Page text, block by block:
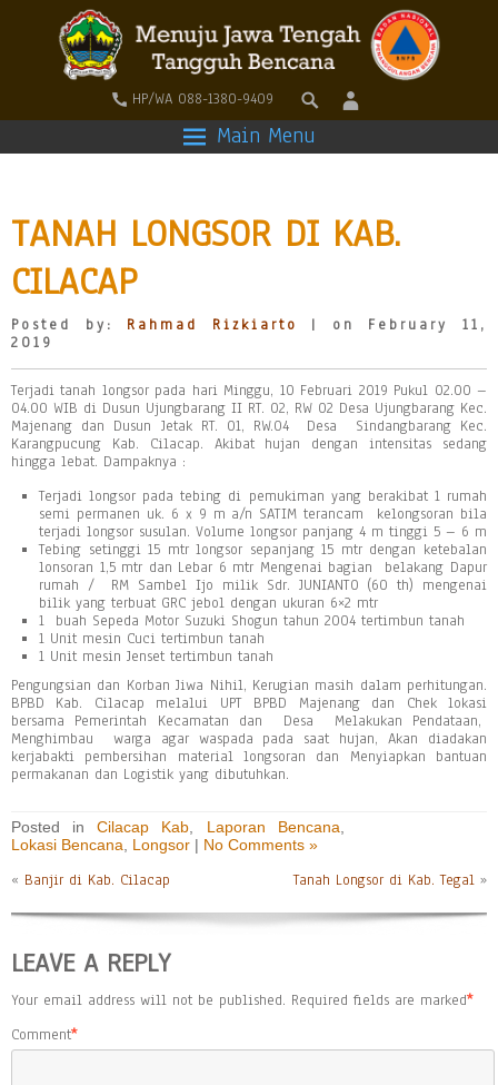
HP/WA 088-1380-9409
Main Menu
TANAH LONGSOR DI KAB.
CILACAP
Posted by: Rahmad Rizkiarto
| on February 11,
2019
Terjadi tanah longsor pada hari Minggu, 10 Februari 2019 Pukul 02.00 –
04.00 WIB di Dusun Ujungbarang II RT. 02, RW 02 Desa Ujungbarang Kec.
Majenang dan Dusun Jetak RT. 01, RW.04 Desa Sindangbarang Kec.
Karangpucung Kab. Cilacap. Akibat hujan dengan intensitas sedang
hingga lebat. Dampaknya :
Terjadi longsor pada tebing di pemukiman yang berakibat 1 rumah
semi permanen uk. 6 x 9 m a/n SATIM terancam kelongsoran bila
terjadi longsor susulan. Volume longsor panjang 4 m tinggi 5 – 6 m
Tebing setinggi 15 mtr longsor sepanjang 15 mtr dengan ketebalan
lonsoran 1,5 mtr dan Lebar 6 mtr Mengenai bagian belakang Dapur
rumah / RM Sambel Ijo milik Sdr. JUNIANTO (60 th) mengenai
bilik yang terbuat GRC jebol dengan ukuran 6×2 mtr
1 buah Sepeda Motor Suzuki Shogun tahun 2004 tertimbun tanah
1 Unit mesin Cuci tertimbun tanah
1 Unit mesin Jenset tertimbun tanah
Pengungsian dan Korban Jiwa Nihil, Kerugian masih dalam perhitungan.
BPBD Kab. Cilacap melalui UPT BPBD Majenang dan Chek lokasi
bersama Pemerintah Kecamatan dan Desa Melakukan Pendataan,
Menghimbau warga agar waspada pada saat hujan, Akan diadakan
kerjabakti pembersihan material longsoran dan Menyiapkan bantuan
permakanan dan Logistik yang dibutuhkan.
Posted inCilacap Kab Laporan Bencana
Lokasi Bencana
Longsor | No Comments »
« Banjir di Kab. Cilacap Tanah Longsor di Kab. Tegal »
LEAVE A REPLY
Your email address will not be published. Required fields are marked*
Comment*